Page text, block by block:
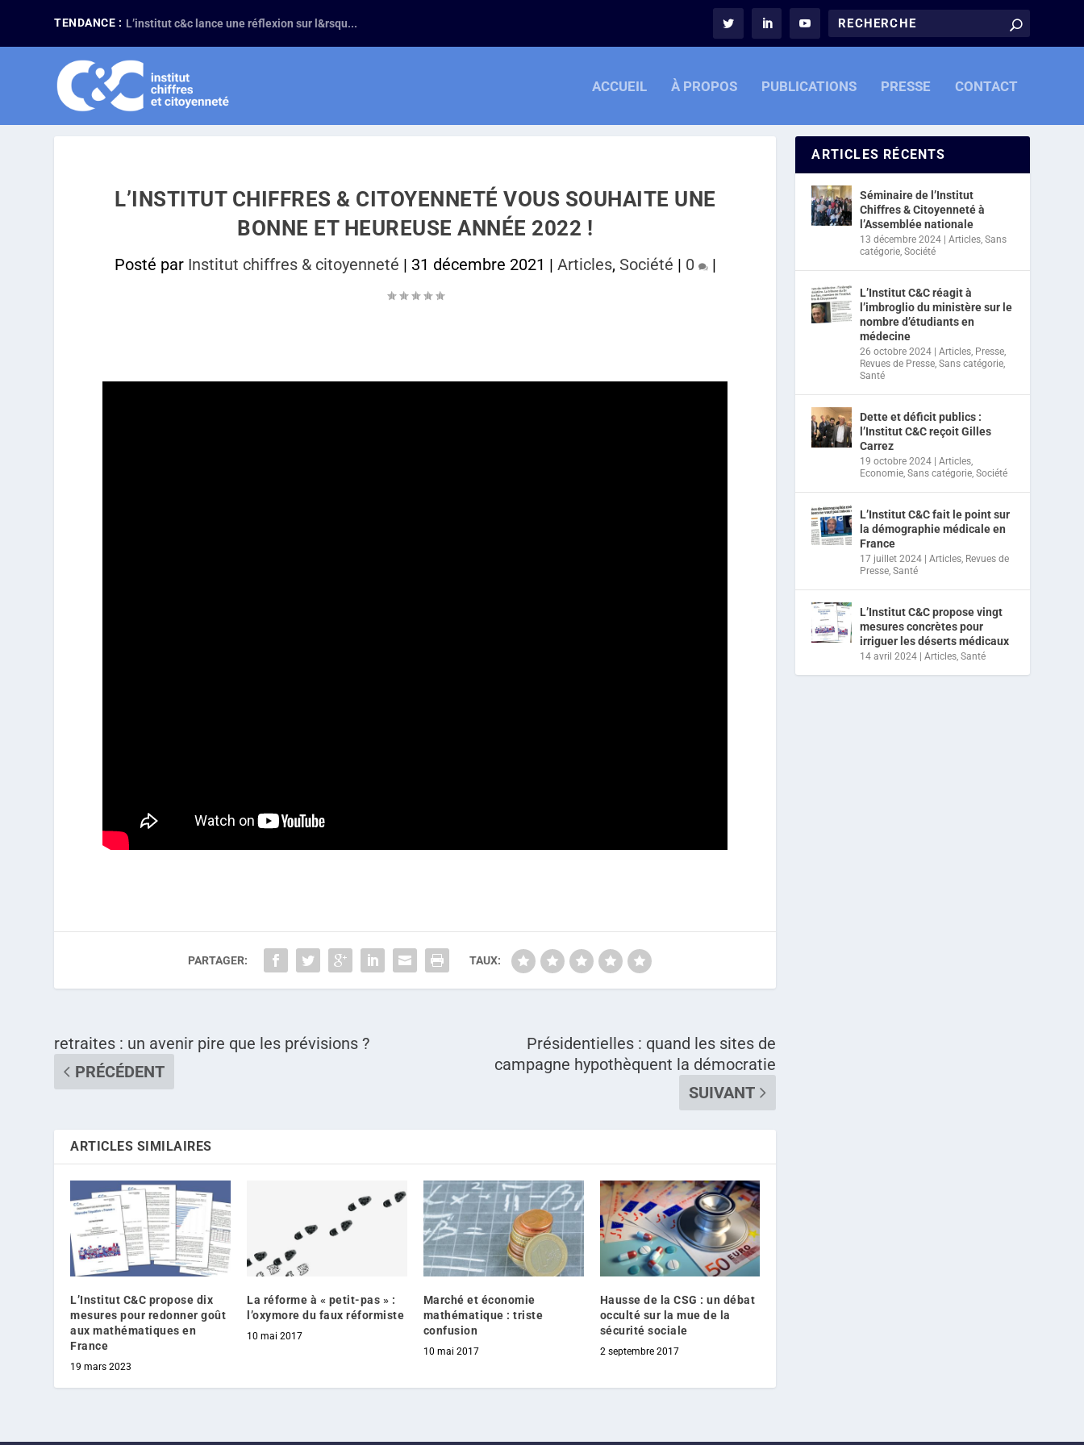
TENDANCE : L’institut c&c lance une réflexion sur l&rsqu...
ACCUEIL À PROPOS PUBLICATIONS PRESSE CONTACT
L’INSTITUT CHIFFRES & CITOYENNETÉ VOUS SOUHAITE UNE
BONNE ET HEUREUSE ANNÉE 2022 !
Posté par Institut chiffres & citoyenneté | 31 décembre 2021 | Articles, Société | 0 |
PARTAGER: TAUX:
retraites : un avenir pire que les prévisions ?
PRÉCÉDENT
Présidentielles : quand les sites de
campagne hypothèquent la démocratie
SUIVANT
ARTICLES SIMILAIRES
L’Institut C&C propose dix
mesures pour redonner goût
aux mathématiques en
France
19 mars 2023
La réforme à « petit-pas » :
l’oxymore du faux réformiste
10 mai 2017
Marché et économie
mathématique : triste
confusion
10 mai 2017
Hausse de la CSG : un débat
occulté sur la mue de la
sécurité sociale
2 septembre 2017
ARTICLES RÉCENTS
Séminaire de l’Institut
Chiffres & Citoyenneté à
l’Assemblée nationale
13 décembre 2024 |Articles,Sans
catégorie,Société
L’Institut C&C réagit à
l’imbroglio du ministère sur le
nombre d’étudiants en
médecine
26 octobre 2024 |Articles, Presse,
Revues de Presse,Sans catégorie,
Santé
Dette et déficit publics :
l’Institut C&C reçoit Gilles
Carrez
19 octobre 2024 |Articles,
Economie,Sans catégorie,Société
L’Institut C&C fait le point sur
la démographie médicale en
France
17 juillet 2024 |Articles, Revues de
Presse,Santé
L’Institut C&C propose vingt
mesures concrètes pour
irriguer les déserts médicaux
14 avril 2024 |Articles,Santé